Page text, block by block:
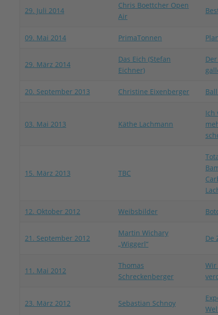
29. Juli 2014
Chris Boettcher Open
Air
09. Mai 2014 PrimaTonnen
29. März 2014
Das Eich (Stefan
Eichner)
20. September 2013 Christine Eixenberger
03. Mai 2013 Käthe Lachmann
Ich
15. März 2013 TBC
12. Oktober 2012 Weibsbilder
21. September 2012
Martin Wichary
„Wiggerl“
De
11. Mai 2012
Thomas
Schreckenberger
23. März 2012 Sebastian Schnoy